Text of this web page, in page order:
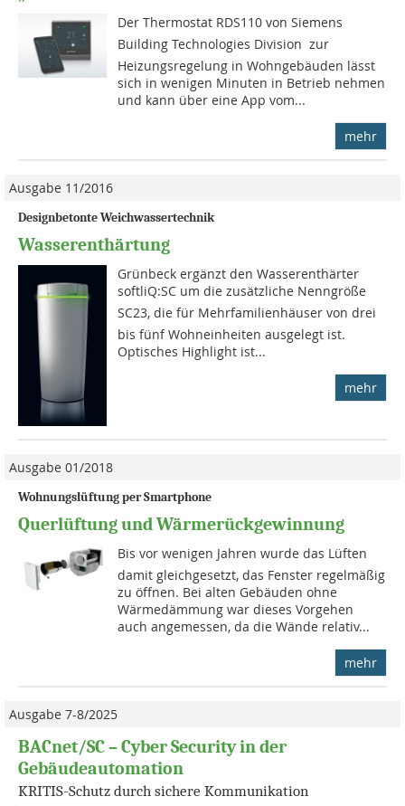
Der Thermostat RDS110 von Siemens 
Building Technologies Division  zur
Heizungsregelung in Wohngebäuden lässt
sich in wenigen Minuten in Betrieb nehmen
und kann über eine App vom...
mehr
Ausgabe 11/2016
Designbetonte Weichwassertechnik
Wasserenthärtung
Grünbeck ergänzt den Wasserenthärter
softliQ:SC um die zusätzliche Nenngröße
SC23, die für Mehrfamilienhäuser von drei
bis fünf Wohneinheiten ausgelegt ist.
Optisches Highlight ist...
mehr
Ausgabe 01/2018
Wohnungslüftung per Smartphone
Querlüftung und Wärmerückgewinnung
Bis vor wenigen Jahren wurde das Lüften
damit gleichgesetzt, das Fenster regelmäßig
zu öffnen. Bei alten Gebäuden ohne
Wärmedämmung war dieses Vorgehen
auch angemessen, da die Wände relativ...
mehr
Ausgabe 7-8/2025
BACnet/SC – Cyber Security in der
Gebäudeautomation
KRITIS-Schutz durch sichere Kommunikation